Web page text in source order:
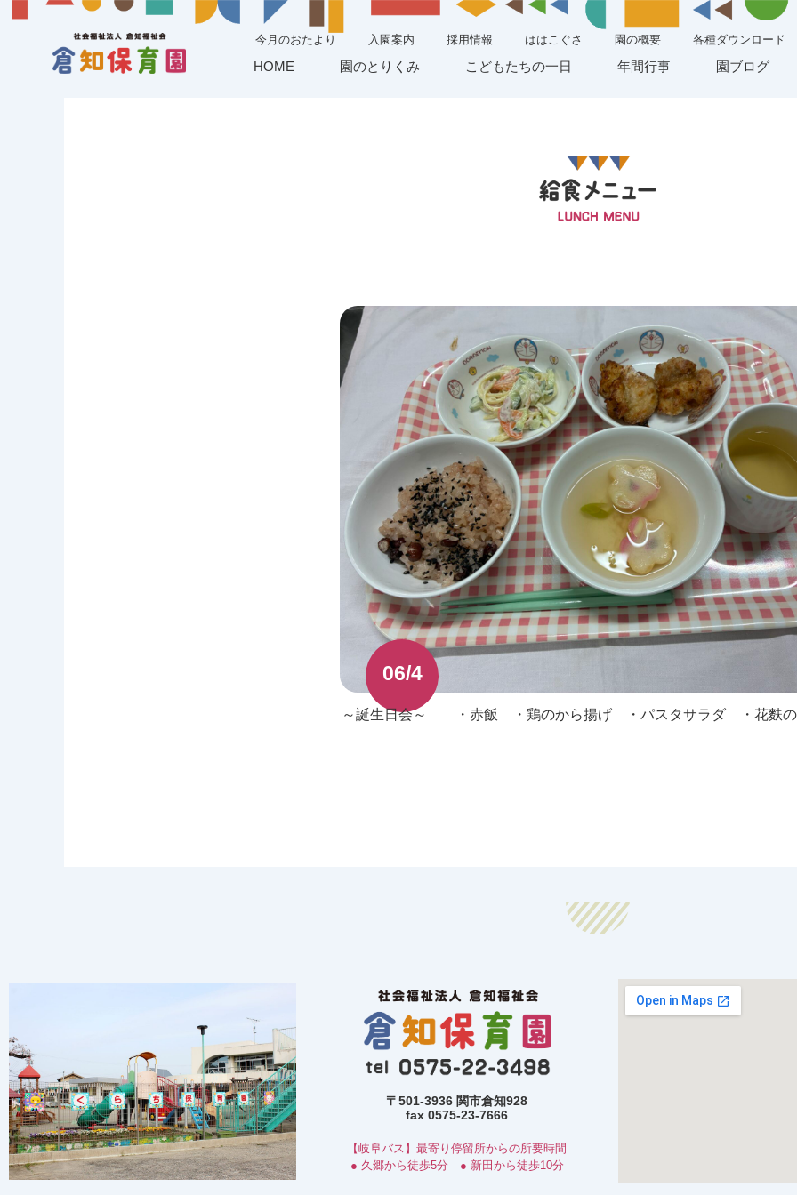
今月のおたより 入園案内 採用情報 ははこぐさ 園の概要 各種ダウンロード
HOME 園のとりくみ こどもたちの一日 年間行事 園ブログ
06/4
～誕生日会～ ・赤飯 ・鶏のから揚げ ・パスタサラダ ・花麩の
〒501-3936 関市倉知928
fax 0575-23-7666
【岐阜バス】最寄り停留所からの所要時間
● 久郷から徒歩5分 ● 新田から徒歩10分